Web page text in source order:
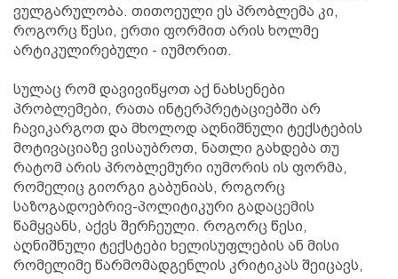
ვულგარულობა. თითოეული ეს პრობლემა კი,
როგორც წესი, ერთი ფორმით არის ხოლმე
არტიკულირებული - იუმორით.
სულაც რომ დავივიწყოთ აქ ნახსენები
პრობლემები, რათა ინტერპრეტაციებში არ
ჩავიკარგოთ და მხოლოდ აღნიშნული ტექსტების
მოტივაციაზე ვისაუბროთ, ნათლი გახდება თუ
რატომ არის პრობლემური იუმორის ის ფორმა,
რომელიც გიორგი გაბუნიას, როგორც
საზოგადოებრივ-პოლიტიკური გადაცემის
წამყვანს, აქვს შერჩეული. როგორც წესი,
აღნიშნული ტექსტები ხელისუფლების ან მისი
რომელიმე წარმომადგენლის კრიტიკას შეიცავს,